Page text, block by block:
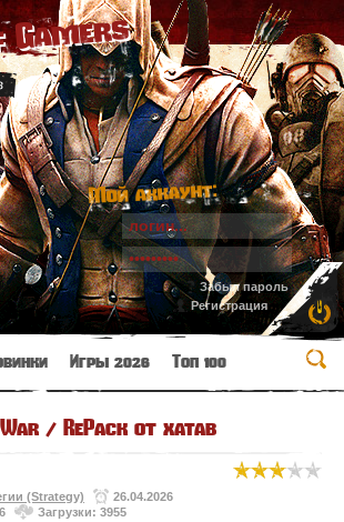
Мой аккаунт:
Забыл пароль
Регистрация
Игры 2026 Топ 100
/ RePack от xatab
(Strategy)
26.04.2026
Загрузки: 3955